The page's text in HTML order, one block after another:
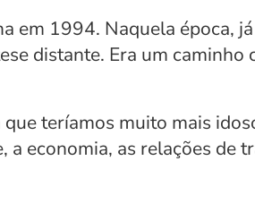
em 1994. Naquela época,
distante. Era um
teríamos muito mais
a economia, as relações de